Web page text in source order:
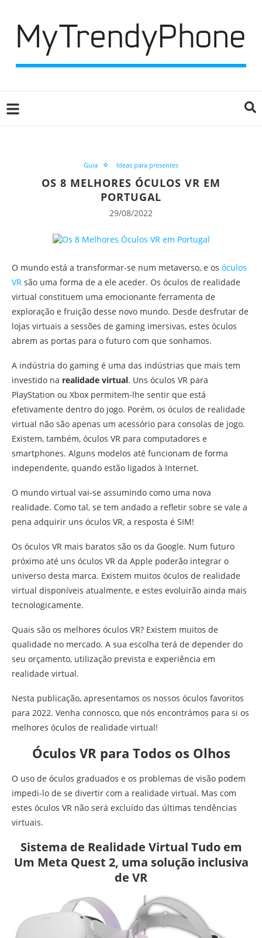
Guia Ideas para presentes
OS 8 MELHORES ÓCULOS VR EM
PORTUGAL
29/08/2022
O mundo está a transformar-se num metaverso, e os óculos
VR são uma forma de a ele aceder. Os óculos de realidade
virtual constituem uma emocionante ferramenta de
exploração e fruição desse novo mundo. Desde desfrutar de
lojas virtuais a sessões de gaming imersivas, estes óculos
abrem as portas para o futuro com que sonhamos.
A indústria do gaming é uma das indústrias que mais tem
investido na realidade virtual. Uns óculos VR para
PlayStation ou Xbox permitem-lhe sentir que está
efetivamente dentro do jogo. Porém, os óculos de realidade
virtual não são apenas um acessório para consolas de jogo.
Existem, também, óculos VR para computadores e
smartphones. Alguns modelos até funcionam de forma
independente, quando estão ligados à Internet.
O mundo virtual vai-se assumindo como uma nova
realidade. Como tal, se tem andado a refletir sobre se vale a
pena adquirir uns óculos VR, a resposta é SIM!
Os óculos VR mais baratos são os da Google. Num futuro
próximo até uns óculos VR da Apple poderão integrar o
universo desta marca. Existem muitos óculos de realidade
virtual disponíveis atualmente, e estes evoluirão ainda mais
tecnologicamente.
Quais são os melhores óculos VR? Existem muitos de
qualidade no mercado. A sua escolha terá de depender do
seu orçamento, utilização prevista e experiência em
realidade virtual.
Nesta publicação, apresentamos os nossos óculos favoritos
para 2022. Venha connosco, que nós encontrámos para si os
melhores óculos de realidade virtual!
Óculos VR para Todos os Olhos
O uso de óculos graduados e os problemas de visão podem
impedi-lo de se divertir com a realidade virtual. Mas com
estes óculos VR não será excluído das últimas tendências
virtuais.
Sistema de Realidade Virtual Tudo em
Um Meta Quest 2, uma solução inclusiva
de VR